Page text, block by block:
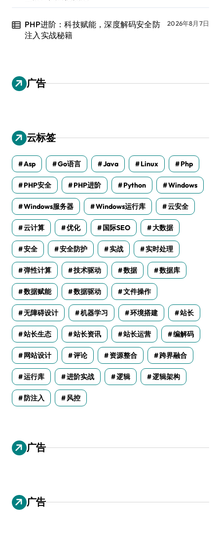
PHP进阶：科技赋能，深度解码安全防
注入实战秘籍
2026年8月7日
广告
云标签
Asp Go语言 Java Linux Php
PHP安全 PHP进阶 Python Windows
Windows服务器 Windows运行库 云安全
云计算 优化 国际SEO 大数据
安全 安全防护 实战 实时处理
弹性计算 技术驱动 数据 数据库
数据赋能 数据驱动 文件操作
无障碍设计 机器学习 环境搭建 站长
站长生态 站长资讯 站长运营 编解码
网站设计 评论 资源整合 跨界融合
运行库 进阶实战 逻辑 逻辑架构
防注入 风控
广告
广告